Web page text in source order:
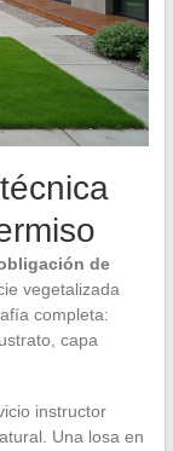
de
vegetalizada
completa:
capa
instructor
Una losa en